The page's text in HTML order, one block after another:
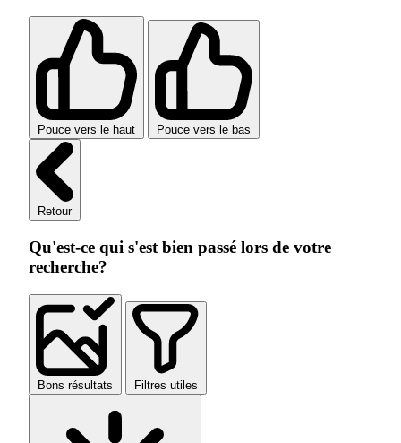
Pouce vers le haut Pouce vers le bas
Retour
Qu'est-ce qui s'est bien passé lors de votre
recherche?
Bons résultats Filtres utiles